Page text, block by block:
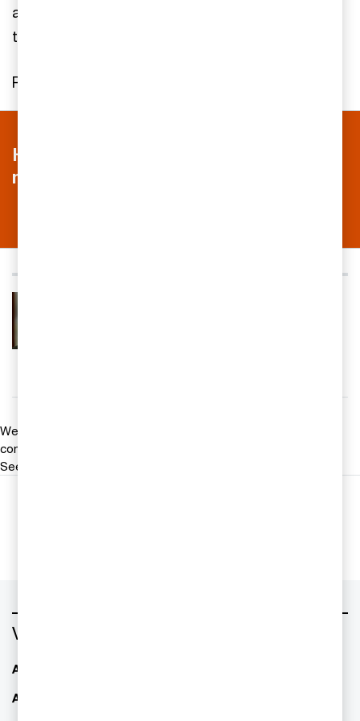
av Riksdagen. Den nya lagstiftningen föreslås
träda i kraft den 31 december 2025.
Propositionen finns att läsa
Hör av dig för ett kostnadsfritt möte
med våra rådgivare
We help you meet tomorrow’s tech demands
compete at a speed that rewrites the rules
See how
Vad vill du ha hjälp med?
AI - Artificiell Intelligens
Allianser & partnerskap